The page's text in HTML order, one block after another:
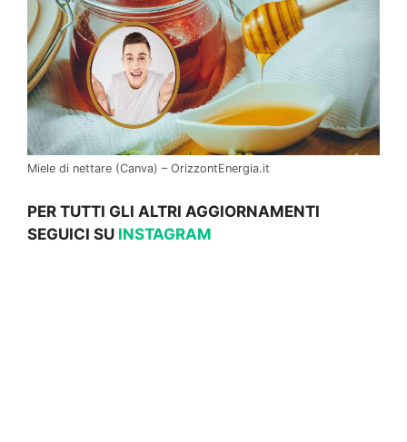
Miele di nettare (Canva) – OrizzontEnergia.it
PER TUTTI GLI ALTRI AGGIORNAMENTI
SEGUICI SU INSTAGRAM